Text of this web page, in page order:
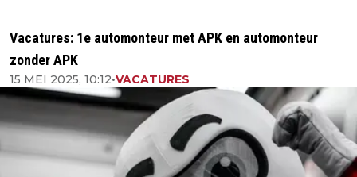
Vacatures: 1e automonteur met APK en automonteur
zonder APK
15 MEI 2025, 10:12•VACATURES